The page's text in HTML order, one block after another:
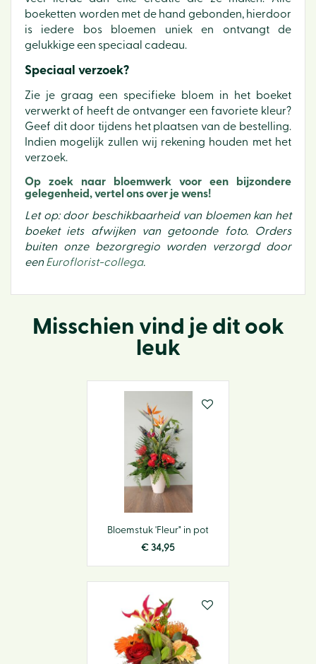
boeketten worden met de hand gebonden, hierdoor
is iedere bos bloemen uniek en ontvangt de
gelukkige een speciaal cadeau.
Speciaal verzoek?
Zie je graag een specifieke bloem in het boeket
verwerkt of heeft de ontvanger een favoriete kleur?
Geef dit door tijdens het plaatsen van de bestelling.
Indien mogelijk zullen wij rekening houden met het
verzoek.
Op zoek naar bloemwerk voor een bijzondere
gelegenheid, vertel ons over je wens!
Let op: door beschikbaarheid van bloemen kan het
boeket iets afwijken van getoonde foto. Orders
buiten onze bezorgregio worden verzorgd door
eenEuroflorist-collega.
Misschien vind je dit ook
leuk
Bloemstuk 'Fleur" in pot
€ 34,95